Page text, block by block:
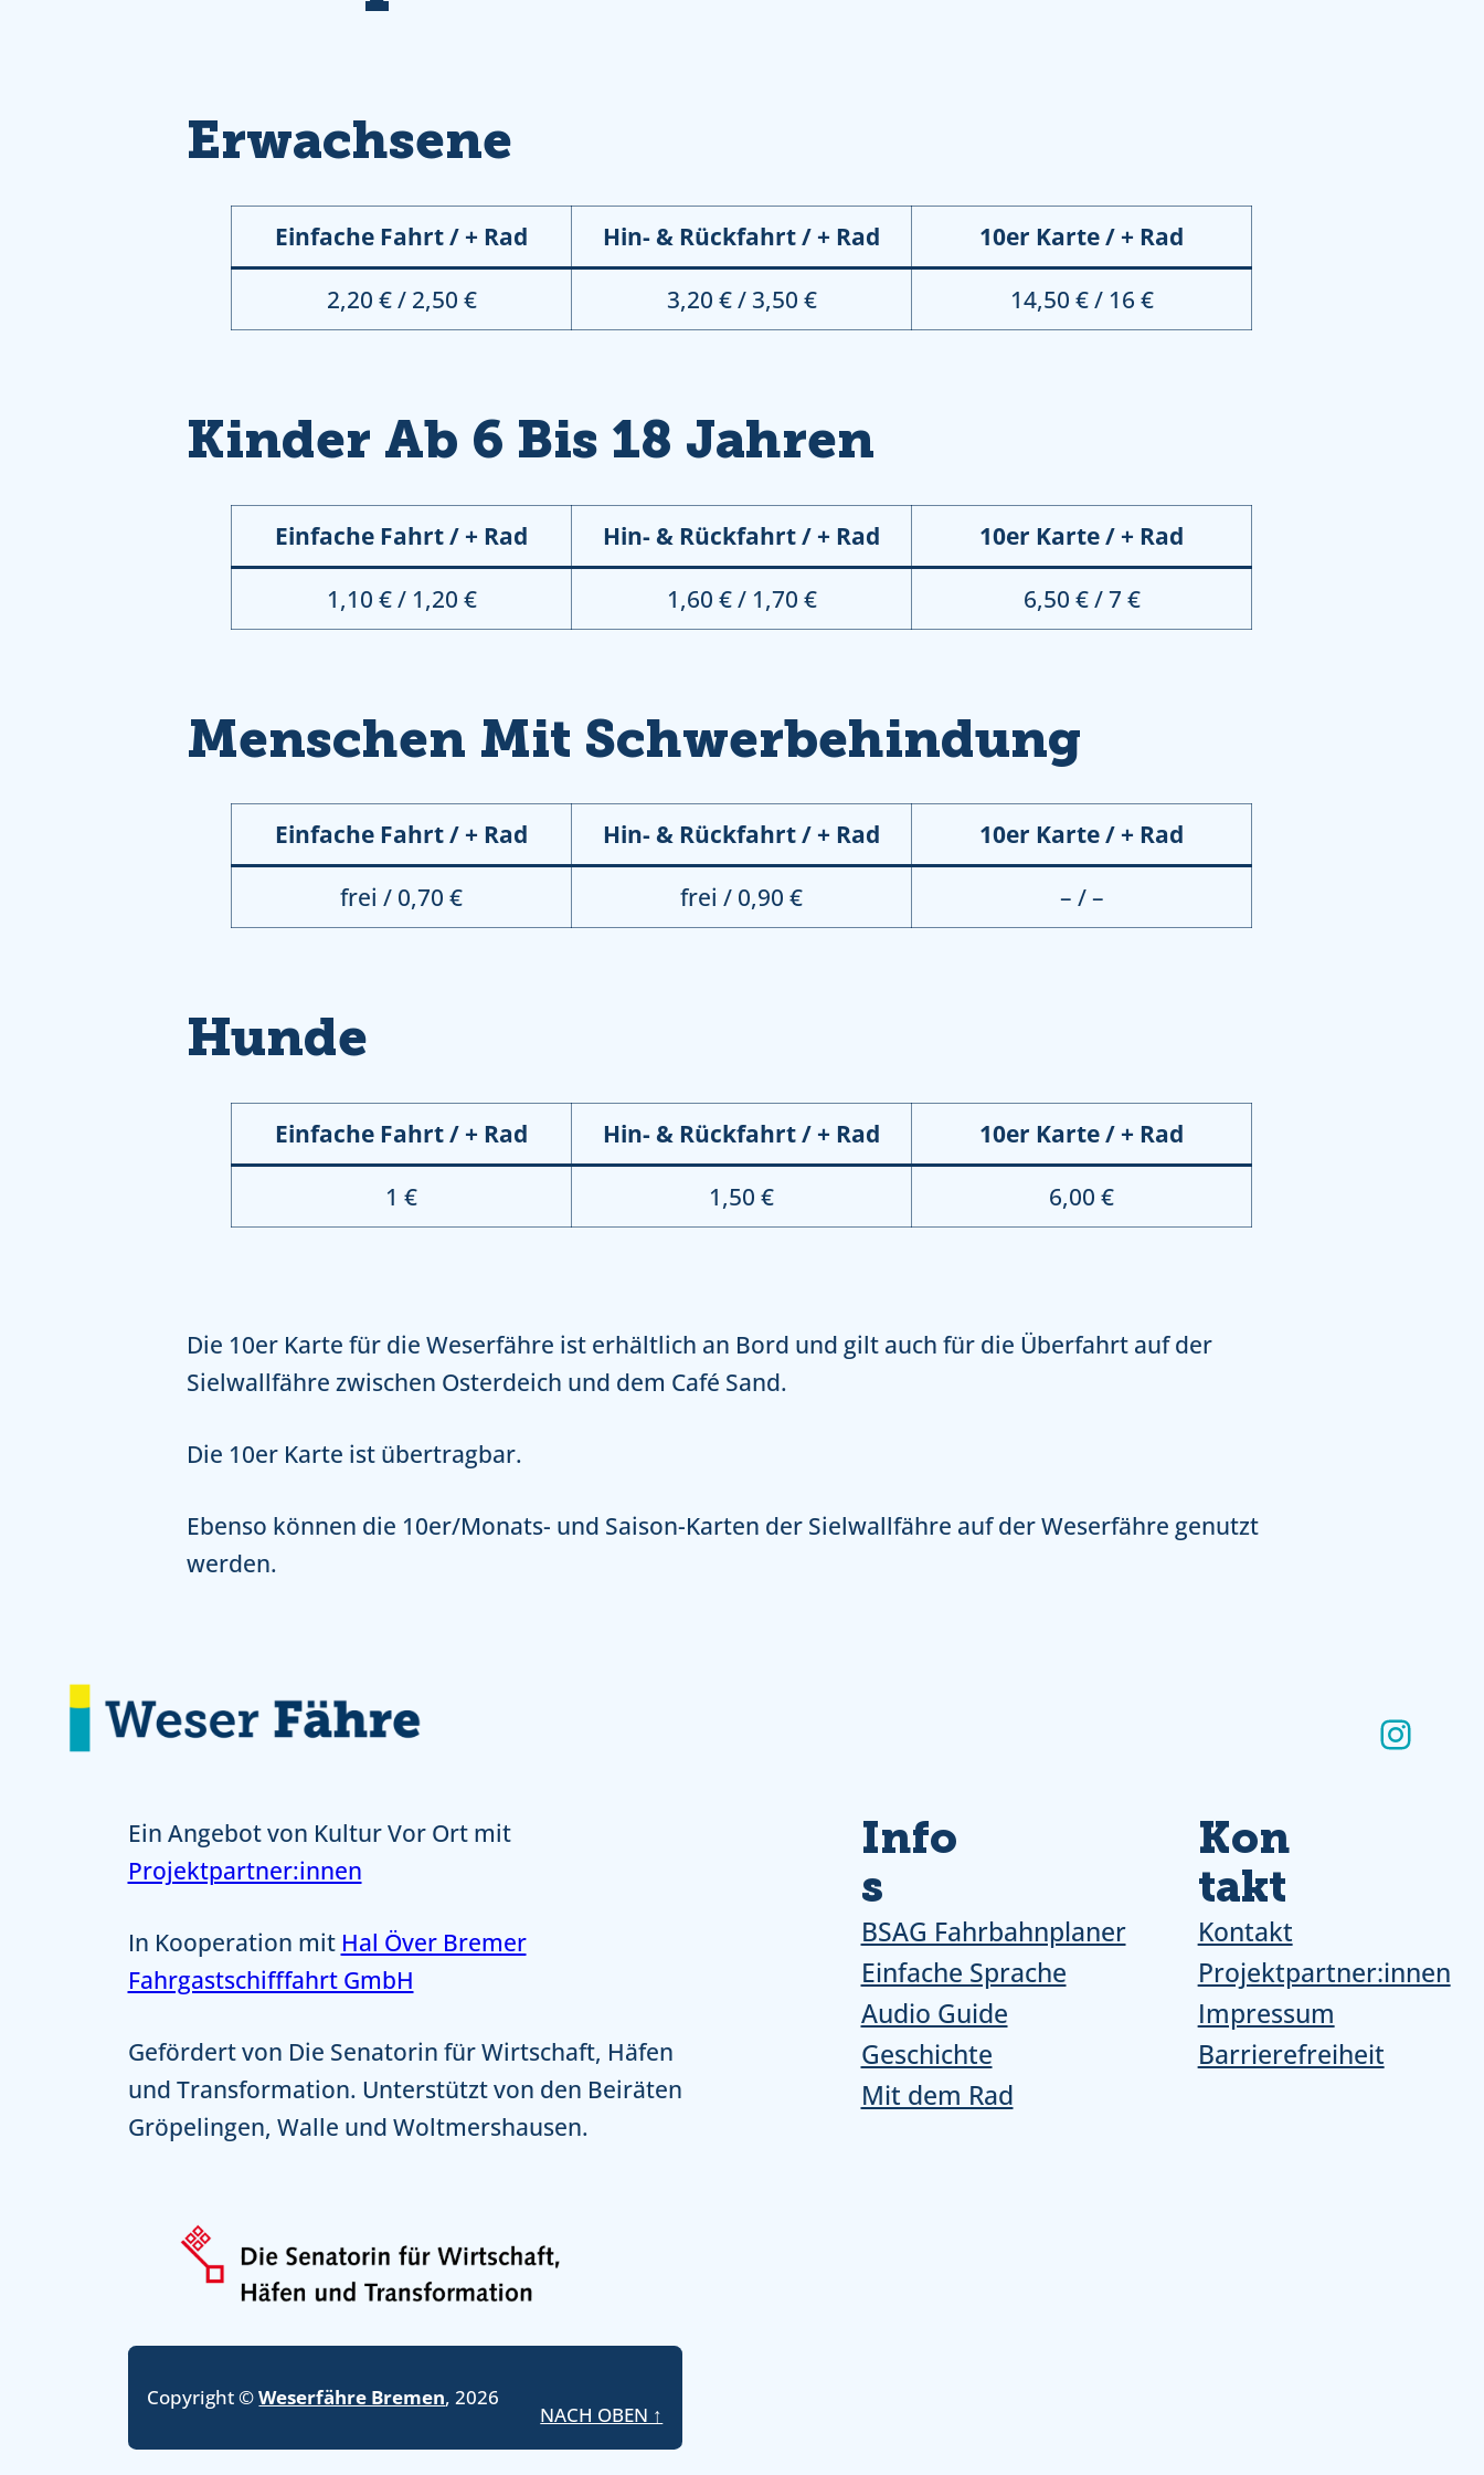
Erwachsene
Einfache Fahrt / + Rad Hin- & Rückfahrt / + Rad 10er Karte / + Rad
2,20 € / 2,50 € 3,20 € / 3,50 € 14,50 € / 16 €
Kinder Ab 6 Bis 18 Jahren
Einfache Fahrt / + Rad Hin- & Rückfahrt / + Rad 10er Karte / + Rad
1,10 € / 1,20 € 1,60 € / 1,70 € 6,50 € / 7 €
Menschen Mit Schwerbehindung
Einfache Fahrt / + Rad Hin- & Rückfahrt / + Rad 10er Karte / + Rad
frei / 0,70 € frei / 0,90 € – / –
Hunde
Einfache Fahrt / + Rad Hin- & Rückfahrt / + Rad 10er Karte / + Rad
1 € 1,50 € 6,00 €
Die 10er Karte für die Weserfähre ist erhältlich an Bord und gilt auch für die Überfahrt auf der
Sielwallfähre zwischen Osterdeich und dem Café Sand.
Die 10er Karte ist übertragbar.
Ebenso können die 10er/Monats- und Saison-Karten der Sielwallfähre auf der Weserfähre genutzt
werden.
Ein Angebot von Kultur Vor Ort mit
Projektpartner:innen
In Kooperation mit Hal Över Bremer
Fahrgastschifffahrt GmbH
Gefördert von Die Senatorin für Wirtschaft, Häfen
und Transformation. Unterstützt von den Beiräten
Gröpelingen, Walle und Woltmershausen.
Copyright ©Weserfähre Bremen, 2026
NACH OBEN ↑
Info
s
BSAG Fahrbahnplaner
Einfache Sprache
Audio Guide
Geschichte
Mit dem Rad
Kon
takt
Kontakt
Projektpartner:innen
Impressum
Barrierefreiheit